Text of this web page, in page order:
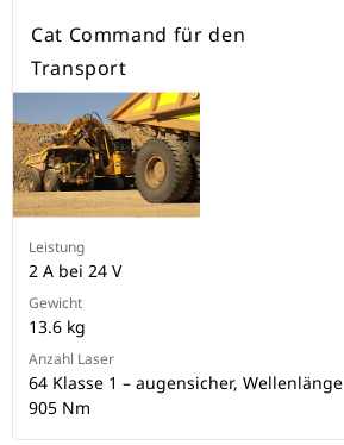
Cat Command für den
Transport
Leistung
2 A bei 24 V
Gewicht
13.6 kg
Anzahl Laser
64 Klasse 1 – augensicher, Wellenlänge
905 Nm